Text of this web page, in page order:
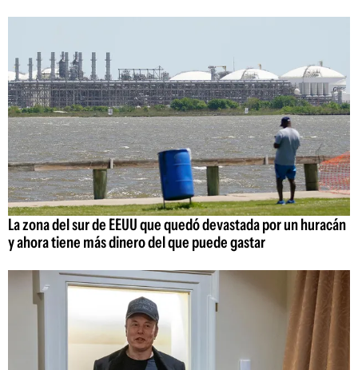
La zona del sur de EEUU que quedó devastada por un huracán
y ahora tiene más dinero del que puede gastar